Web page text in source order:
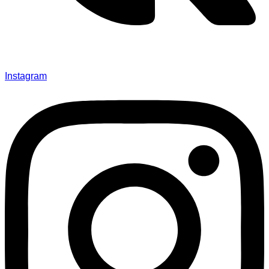
Instagram